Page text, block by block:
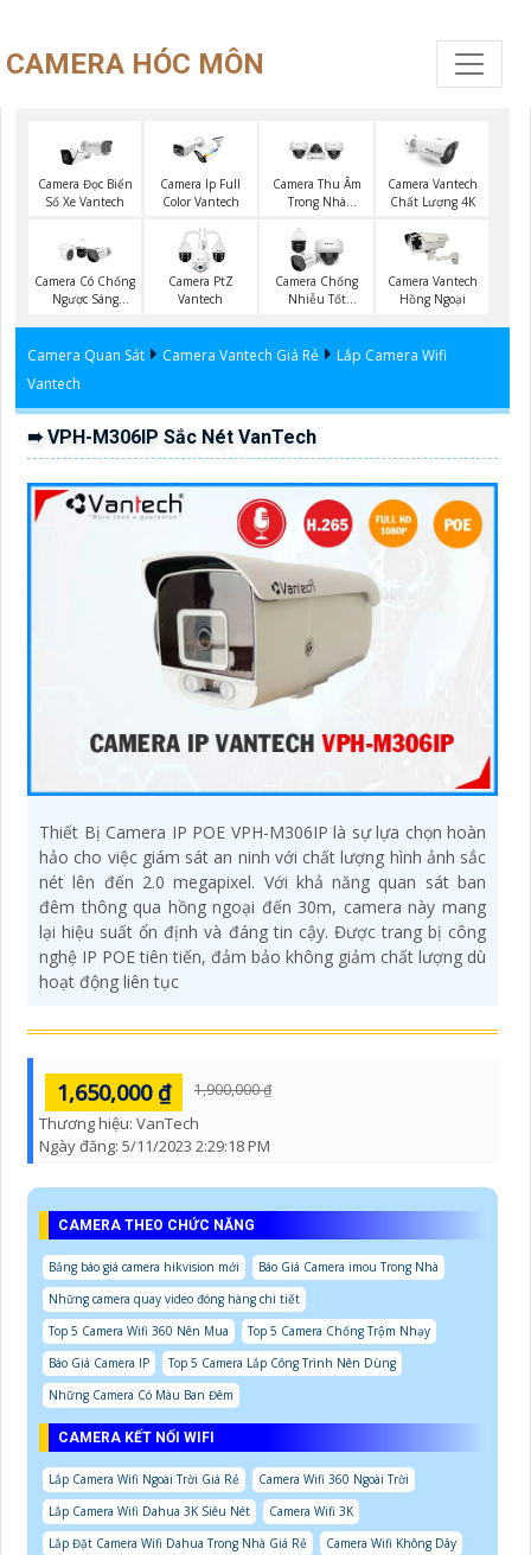
CAMERA HÓC MÔN
Camera Đọc Biển
Số Xe Vantech
Camera Ip Full
Color Vantech
Camera Thu Âm
Trong Nhà
Camera Vantech
Chất Lượng 4K
Camera Có Chống
Ngược Sáng
Camera PtZ
Vantech
Camera Chống
Nhiễu Tốt
Camera Vantech
Hồng Ngoại
Camera Quan Sát Camera Vantech Giá Rẻ
Lắp Camera Wifi
Vantech
➠ VPH-M306IP Sắc Nét VanTech
Thiết Bị Camera IP POE VPH-M306IP là sự lựa chọn hoàn
hảo cho việc giám sát an ninh với chất lượng hình ảnh sắc
nét lên đến 2.0 megapixel. Với khả năng quan sát ban
đêm thông qua hồng ngoại đến 30m, camera này mang
lại hiệu suất ổn định và đáng tin cậy. Được trang bị công
nghệ IP POE tiên tiến, đảm bảo không giảm chất lượng dù
hoạt động liên tục
1,650,000 ₫ 1,900,000 ₫
Thương hiệu: VanTech
Ngày đăng: 5/11/2023 2:29:18 PM
CAMERA THEO CHỨC NĂNG
Bảng báo giá camera hikvision mới
Báo Giá Camera imou Trong Nhà
Những camera quay video đóng hàng chi tiết
Top 5 Camera Wifi 360 Nên Mua
Top 5 Camera Chống Trộm Nhạy
Báo Giá Camera IP
Top 5 Camera Lắp Công Trình Nên Dùng
Những Camera Có Màu Ban Đêm
CAMERA KẾT NỐI WIFI
Lắp Camera Wifi Ngoài Trời Giá Rẻ
Camera Wifi 360 Ngoài Trời
Lắp Camera Wifi Dahua 3K Siêu Nét
Camera Wifi 3K
Lắp Đặt Camera Wifi Dahua Trong Nhà Giá Rẻ
Camera Wifi Không Dây